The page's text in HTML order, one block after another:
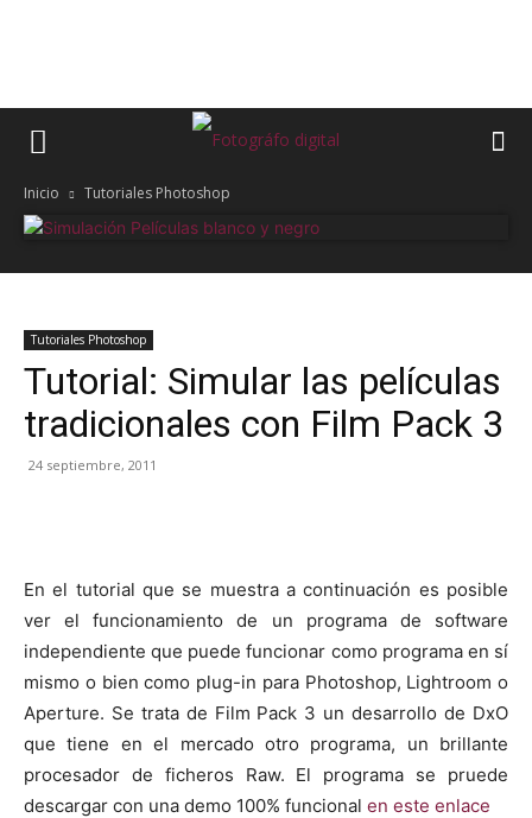
Inicio Tutoriales Photoshop
Tutoriales Photoshop
Tutorial: Simular las películas
tradicionales con Film Pack 3
24 septiembre, 2011
En el tutorial que se muestra a continuación es posible
ver el funcionamiento de un programa de software
independiente que puede funcionar como programa en sí
mismo o bien como plug-in para Photoshop, Lightroom o
Aperture. Se trata de Film Pack 3 un desarrollo de DxO
que tiene en el mercado otro programa, un brillante
procesador de ficheros Raw. El programa se pruede
descargar con una demo 100% funcional en este enlace